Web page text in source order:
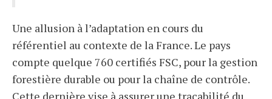
Une allusion à l’adaptation en cours du
référentiel au contexte de la France. Le pays
compte quelque 760 certifiés FSC, pour la gestion
forestière durable ou pour la chaîne de contrôle.
Cette dernière vise à assurer une traçabilité du